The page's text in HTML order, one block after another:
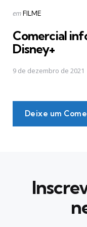
Postado
emFILME
Comercial
Disney+
9 de dezembro de 2021
Deixe um